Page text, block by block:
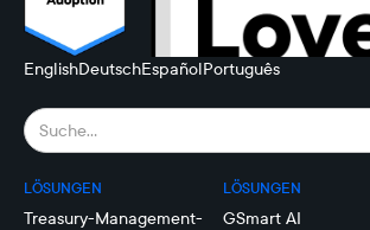
EnglishDeutschEspañolPortuguês
LÖSUNGEN
Treasury-Management-
LÖSUNGEN
GSmart AI